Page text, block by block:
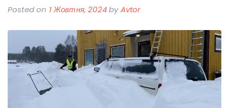
Posted on 1 Жовтня, 2024byAvtor